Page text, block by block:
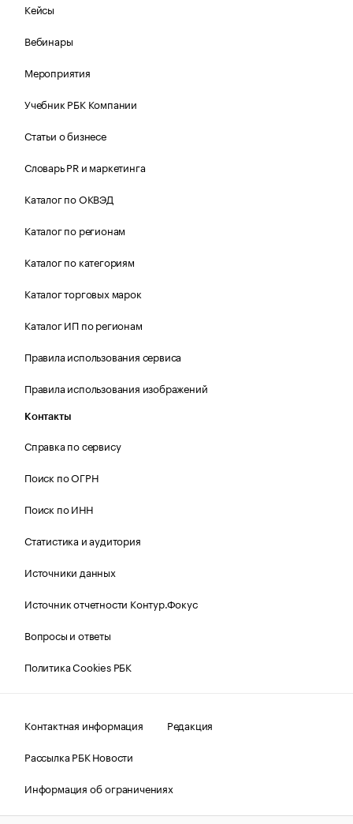
Кейсы
Вебинары
Мероприятия
Учебник РБК Компании
Статьи о бизнесе
Словарь PR и маркетинга
Каталог по ОКВЭД
Каталог по регионам
Каталог по категориям
Каталог торговых марок
Каталог ИП по регионам
Правила использования сервиса
Правила использования изображений
Контакты
Справка по сервису
Поиск по ОГРН
Поиск по ИНН
Статистика и аудитория
Источники данных
Источник отчетности Контур.Фокус
Вопросы и ответы
Политика Cookies РБК
Контактная информация
Редакция
Рассылка РБК Новости
Информация об ограничениях
Правовая информация
О соблюдении авторских прав